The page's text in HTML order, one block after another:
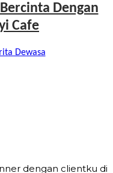
Dengan
Cafe
Dewasa
dengan clientku di